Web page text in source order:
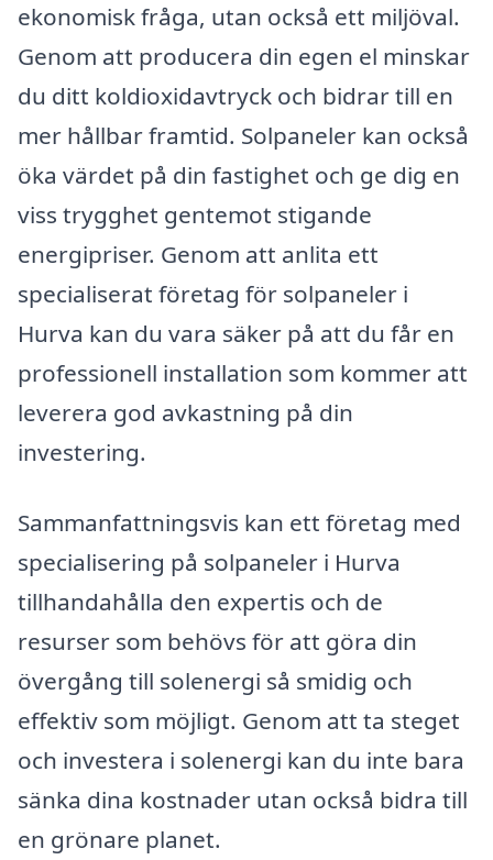
ekonomisk fråga, utan också ett miljöval.
Genom att producera din egen el minskar
du ditt koldioxidavtryck och bidrar till en
mer hållbar framtid. Solpaneler kan också
öka värdet på din fastighet och ge dig en
viss trygghet gentemot stigande
energipriser. Genom att anlita ett
specialiserat företag för solpaneler i
Hurva kan du vara säker på att du får en
professionell installation som kommer att
leverera god avkastning på din
investering.
Sammanfattningsvis kan ett företag med
specialisering på solpaneler i Hurva
tillhandahålla den expertis och de
resurser som behövs för att göra din
övergång till solenergi så smidig och
effektiv som möjligt. Genom att ta steget
och investera i solenergi kan du inte bara
sänka dina kostnader utan också bidra till
en grönare planet.